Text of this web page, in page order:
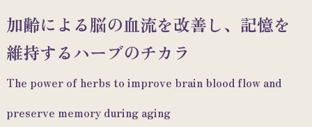
加齢による脳の血流を改善し、記憶を
維持するハーブのチカラ
The power of herbs to improve brain blood flow and
preserve memory during aging